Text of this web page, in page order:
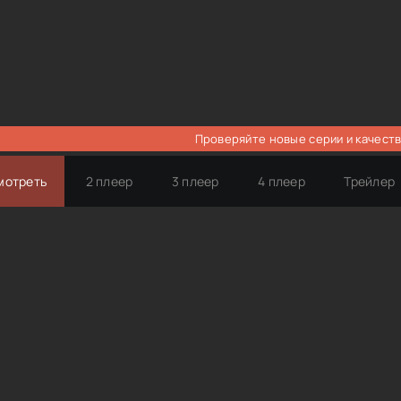
Проверяйте новые серии и
2 плеер 3 плеер 4 плеер Трейлер